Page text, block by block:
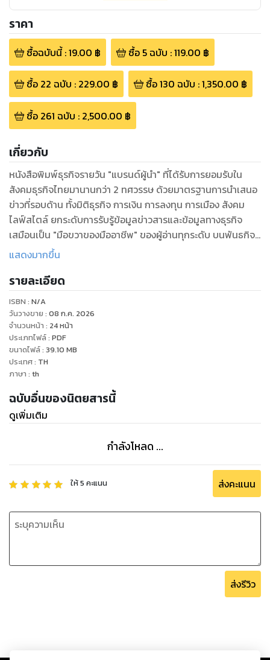
ราคา
ซื้อฉบับนี้:19.00 ฿ ซื้อ 5ฉบับ :119.00 ฿
ซื้อ 22 ฉบับ : 229.00 ฿ ซื้อ130 ฉบับ :1,350.00 ฿
ซื้อ 261 ฉบับ : 2,500.00 ฿
เกี่ยวกับ
หนังสือพิมพ์ธุรกิจรายวัน "แบรนด์ผู้นำ" ที่ได้รับการยอมรับใน
สังคมธุรกิจไทยมานานกว่า 2 ทศวรรษ ด้วยมาตรฐานการนำเสนอ
ข่าวที่รอบด้าน ทั้งมิติธุรกิจ การเงิน การลงทุน การเมือง สังคม
ไลฟ์สไตล์ ยกระดับการรับรู้ข้อมูลข่าวสารและข้อมูลทางธุรกิจ
เสมือนเป็น "มือขวาของมืออาชีพ" ของผู้อ่านทุกระดับ บนพันธกิจ
เพื่อสร้างคลังข้อมูลความรู้ที่ถูกต้อง แม่นยำให้ผู้อ่านใช้เป็นเครื่อง
แสดงมากขึ้น
รายละเอียด
ISBN : N/A
วันวางขาย : 08 ก.ค. 2026
จำนวนหน้า : 24หน้า
ประเภทไฟล์: PDF
ขนาดไฟล์: 39.10 MB
ประเทศ: TH
ภาษา : th
ฉบับอื่นของนิตยสารนี้
ดูเพิ่มเติม
กำลังโหลด ...
ให้5 คะแนน ส่งคะแนน
ส่งรีวิว